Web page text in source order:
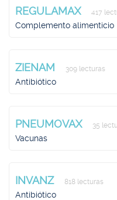
REGULAMAX 417
Complemento alimenticio
ZIENAM 309 lecturas
Antibiótico
PNEUMOVAX 35
Vacunas
INVANZ 818 lecturas
Antibiótico